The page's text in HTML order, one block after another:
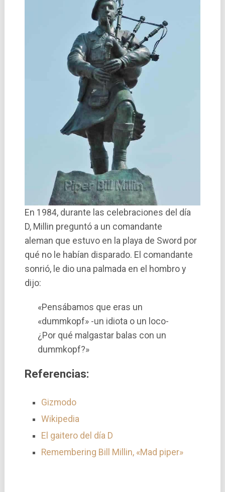
En 1984, durante las celebraciones del día
D, Millin preguntó a un comandante
aleman que estuvo en la playa de Sword por
qué no le habían disparado. El comandante
sonrió, le dio una palmada en el hombro y
dijo:
«Pensábamos que eras un
«dummkopf» -un idiota o un loco-
¿Por qué malgastar balas con un
dummkopf?»
Referencias:
Gizmodo
Wikipedia
El gaitero del día D
Remembering Bill Millin, «Mad piper»